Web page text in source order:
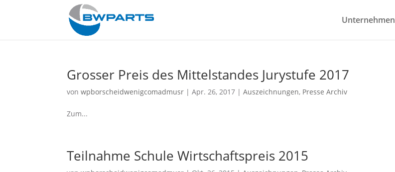
Unternehmen
Grosser Preis des Mittelstandes Jurystufe 2017
vonwpborscheidwenigcomadmusr |Apr. 26, 2017 |Auszeichnungen, Presse Archiv
Zum...
Teilnahme Schule Wirtschaftspreis 2015